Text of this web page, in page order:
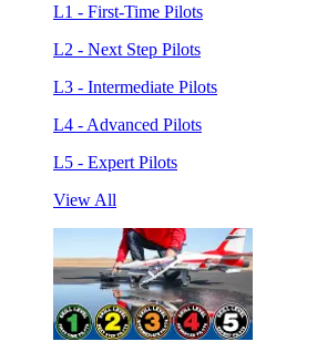
L1 - First-Time Pilots
L2 - Next Step Pilots
L3 - Intermediate Pilots
L4 - Advanced Pilots
L5 - Expert Pilots
View All